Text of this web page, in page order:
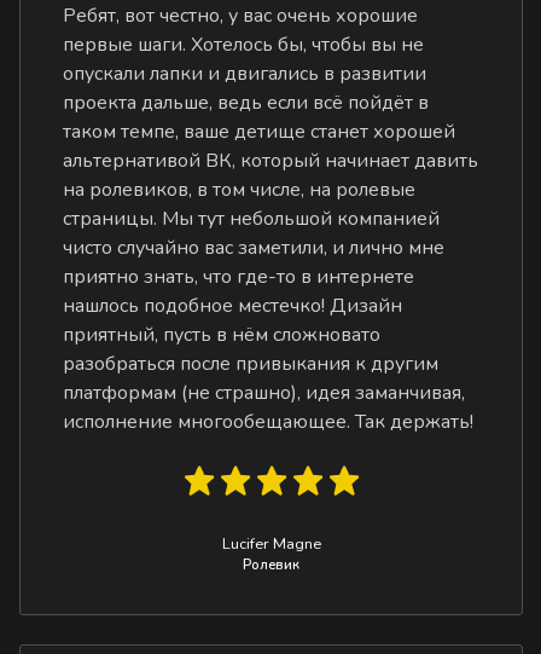
Ребят, вот честно, у вас очень хорошие
первые шаги. Хотелось бы, чтобы вы не
опускали лапки и двигались в развитии
проекта дальше, ведь если всё пойдёт в
таком темпе, ваше детище станет хорошей
альтернативой ВК, который начинает давить
на ролевиков, в том числе, на ролевые
страницы. Мы тут небольшой компанией
чисто случайно вас заметили, и лично мне
приятно знать, что где-то в интернете
нашлось подобное местечко! Дизайн
приятный, пусть в нём сложновато
разобраться после привыкания к другим
платформам (не страшно), идея заманчивая,
исполнение многообещающее. Так держать!
Lucifer Magne
Ролевик